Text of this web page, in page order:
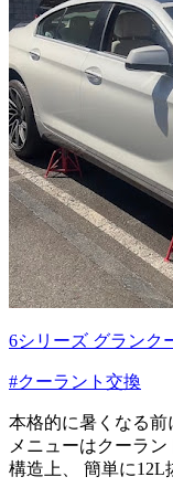
6シリーズ グランク
#クーラント交換
本格的に暑くなる前
メニューはクーラ
構造上、 簡単に12L